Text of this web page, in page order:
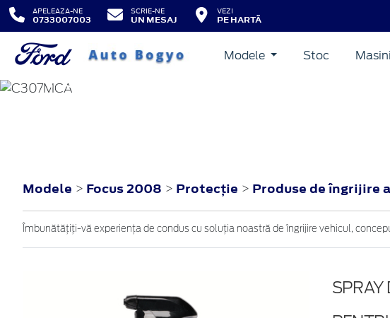
APELEAZA-NE
0733007003
SCRIE-NE
UN MESAJ
VEZI
PE HARTĂ
Modele Stoc
FOCUS
Modele > Focus 2008 > Protecţie > Produse de îngrijire
Îmbunătățiți-vă experiența de condus cu soluția noastră de îngrijire vehicul,
SPRAY